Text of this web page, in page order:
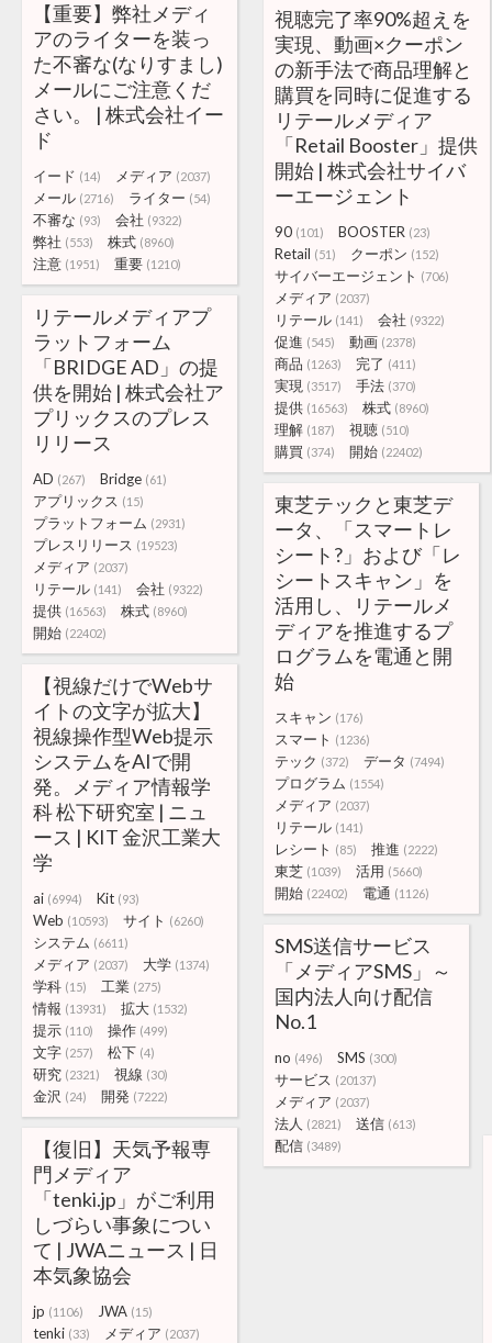
【重要】弊社メディ
アのライターを装っ
た不審な(なりすまし)
メールにご注意くだ
さい。 | 株式会社イー
ド
イード (14) メディア (2037)
メール (2716) ライター (54)
不審な (93) 会社 (9322)
弊社 (553) 株式 (8960)
注意 (1951) 重要 (1210)
視聴完了率90%超えを
実現、動画×クーポン
の新手法で商品理解と
購買を同時に促進する
リテールメディア
「Retail Booster」提供
開始 | 株式会社サイバ
ーエージェント
90 (101) BOOSTER (23)
Retail (51) クーポン (152)
サイバーエージェント (706)
メディア (2037)
リテール (141) 会社 (9322)
促進 (545) 動画 (2378)
商品 (1263) 完了 (411)
実現 (3517) 手法 (370)
提供 (16563) 株式 (8960)
理解 (187) 視聴 (510)
購買 (374) 開始 (22402)
リテールメディアプ
ラットフォーム
「BRIDGE AD」の提
供を開始 | 株式会社ア
プリックスのプレス
リリース
AD (267) Bridge (61)
アプリックス (15)
プラットフォーム (2931)
プレスリリース (19523)
メディア (2037)
リテール (141) 会社 (9322)
提供 (16563) 株式 (8960)
開始 (22402)
東芝テックと東芝デ
ータ、「スマートレ
シート?」および「レ
シートスキャン」を
活用し、リテールメ
ディアを推進するプ
ログラムを電通と開
始
スキャン (176)
スマート (1236)
テック (372) データ (7494)
プログラム (1554)
メディア (2037)
リテール (141)
レシート (85) 推進 (2222)
東芝 (1039) 活用 (5660)
開始 (22402) 電通 (1126)
【視線だけでWebサ
イトの文字が拡大】
視線操作型Web提示
システムをAIで開
発。メディア情報学
科 松下研究室 | ニュ
ース | KIT 金沢工業大
学
ai (6994) Kit (93)
Web (10593) サイト (6260)
システム (6611)
メディア (2037) 大学 (1374)
学科 (15) 工業 (275)
情報 (13931) 拡大 (1532)
提示 (110) 操作 (499)
文字 (257) 松下 (4)
研究 (2321) 視線 (30)
金沢 (24) 開発 (7222)
SMS送信サービス
「メディアSMS」～
国内法人向け配信
No.1
no (496) SMS (300)
サービス (20137)
メディア (2037)
法人 (2821) 送信 (613)
配信 (3489)
【復旧】天気予報専
門メディア
「tenki.jp」がご利用
しづらい事象につい
て | JWAニュース | 日
本気象協会
jp (1106) JWA (15)
tenki (33) メディア (2037)